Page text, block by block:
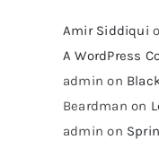
Amir Siddiqui
A WordPress
admin on
Beardman on
admin on